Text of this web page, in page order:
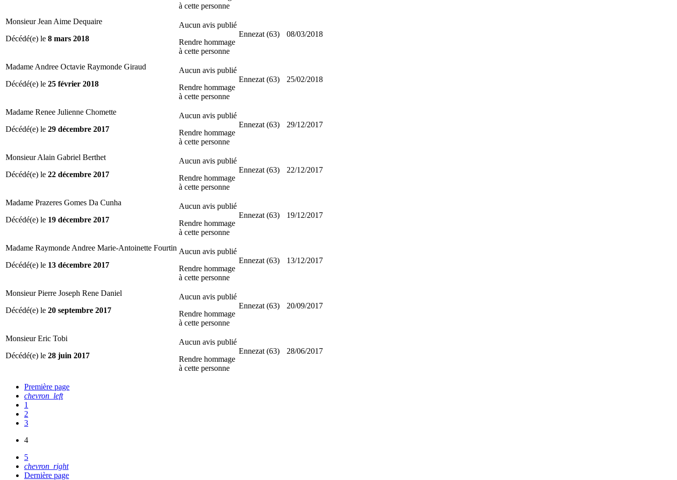
à cette personne
Monsieur Jean Aime Dequaire
Décédé(e) le 8 mars 2018
Aucun avis publié
Rendre hommage
à cette personne
Ennezat (63) 08/03/2018
Madame Andree Octavie Raymonde Giraud
Décédé(e) le 25 février 2018
Aucun avis publié
Rendre hommage
à cette personne
Ennezat (63) 25/02/2018
Madame Renee Julienne Chomette
Décédé(e) le 29 décembre 2017
Aucun avis publié
Rendre hommage
à cette personne
Ennezat (63) 29/12/2017
Monsieur Alain Gabriel Berthet
Décédé(e) le 22 décembre 2017
Aucun avis publié
Rendre hommage
à cette personne
Ennezat (63) 22/12/2017
Madame Prazeres Gomes Da Cunha
Décédé(e) le 19 décembre 2017
Aucun avis publié
Rendre hommage
à cette personne
Ennezat (63) 19/12/2017
Madame Raymonde Andree Marie-Antoinette Fourtin
Décédé(e) le 13 décembre 2017
Aucun avis publié
Rendre hommage
à cette personne
Ennezat (63) 13/12/2017
Monsieur Pierre Joseph Rene Daniel
Décédé(e) le 20 septembre 2017
Aucun avis publié
Rendre hommage
à cette personne
Ennezat (63) 20/09/2017
Monsieur Eric Tobi
Décédé(e) le 28 juin 2017
Aucun avis publié
Rendre hommage
à cette personne
Ennezat (63) 28/06/2017
Première page
chevron_left
1
2
3
4
5
chevron_right
Dernière page